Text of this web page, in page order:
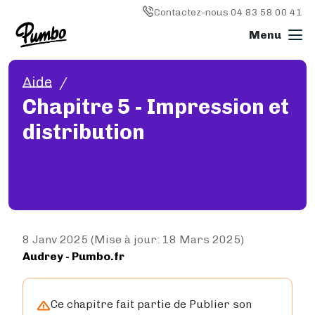
Contactez-nous 04 83 58 00 41
Image
Imprimer un livre
L'IMPRESSION EN GÉNÉRAL
Imprimer un livre
Types de papier
IMPRESSION OFFSET
Impression offset
Aide
Chapitre 5 - Impression et
distribution
8 Janv 2025 (Mise à jour: 18 Mars 2025)
Audrey - Pumbo.fr
Ce chapitre fait partie de Publier son